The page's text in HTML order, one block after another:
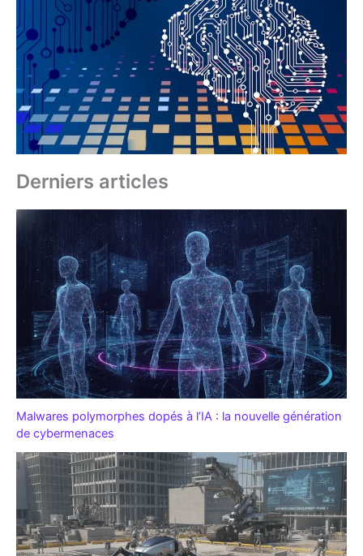
Derniers articles
Malwares polymorphes dopés à l’IA : la nouvelle génération
de cybermenaces